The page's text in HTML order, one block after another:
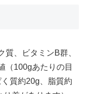
質、ビタミンB群、
（100gあたりの目
質約20g、脂質約